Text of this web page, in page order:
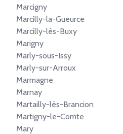
Marcigny
Marcilly-la-Gueurce
Marcilly-lès-Buxy
Marigny
Marly-sous-Issy
Marly-sur-Arroux
Marmagne
Marnay
Martailly-lès-Brancion
Martigny-le-Comte
Mary